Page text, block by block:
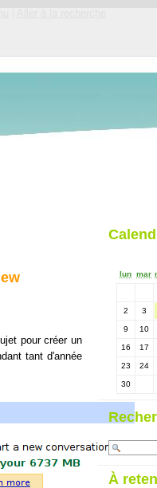
pour créer un
tant d'année
lun mar
2 3
9 10
16 17
23 24
30
À